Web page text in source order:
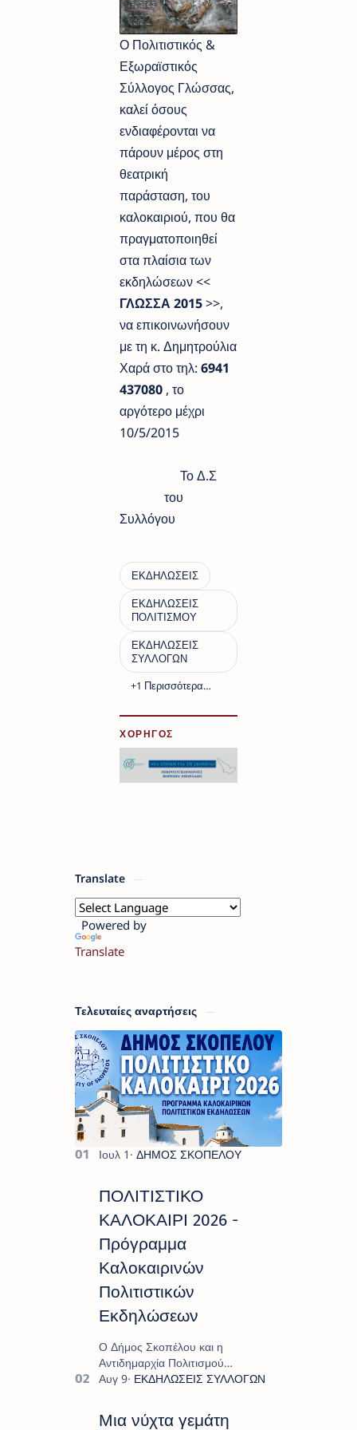
Ο Πολιτιστικός &
Εξωραϊστικός
Σύλλογος Γλώσσας,
καλεί όσους
ενδιαφέρονται να
πάρουν μέρος στη
θεατρική
παράσταση, του
καλοκαιριού, που θα
πραγματοποιηθεί
στα πλαίσια των
εκδηλώσεων <<
ΓΛΩΣΣΑ 2015>>,
να επικοινωνήσουν
με τη κ. Δημητρούλια
Χαρά στο τηλ:6941
437080 , το
αργότερο μέχρι
10/5/2015
Το Δ.Σ
του
Συλλόγου
ΧΟΡΗΓΟΣ
Translate
Powered by
Translate
Τελευταίες αναρτήσεις
ΠΟΛΙΤΙΣΤΙΚΟ
ΚΑΛΟΚΑΙΡΙ 2026 -
Πρόγραμμα
Καλοκαιρινών
Πολιτιστικών
Εκδηλώσεων
Ο Δήμος Σκοπέλου και η
Αντιδημαρχία Πολιτισμού
παρουσιάζουν το πρόγραμμα «
πλούσιο και πολυσυλλεκτικό
πρόγραμμα εκδ…
Μια νύχτα γεμάτη